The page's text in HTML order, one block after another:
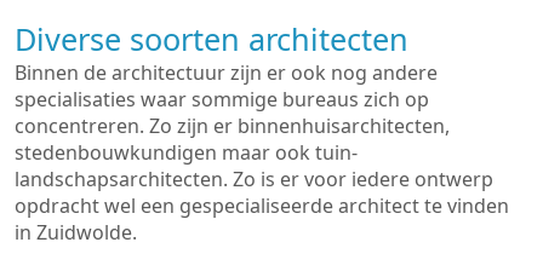
Diverse soorten architecten
Binnen de architectuur zijn er ook nog andere
specialisaties waar sommige bureaus zich op
concentreren. Zo zijn er binnenhuisarchitecten,
stedenbouwkundigen maar ook tuin-
landschapsarchitecten. Zo is er voor iedere ontwerp
opdracht wel een gespecialiseerde architect te vinden
in Zuidwolde.